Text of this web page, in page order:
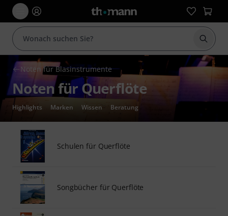
Suche
Noten für Blasinstrumente
Noten für Querflöte
Highlights Marken Wissen Beratung
Schulen für Querflöte
Songbücher für Querflöte